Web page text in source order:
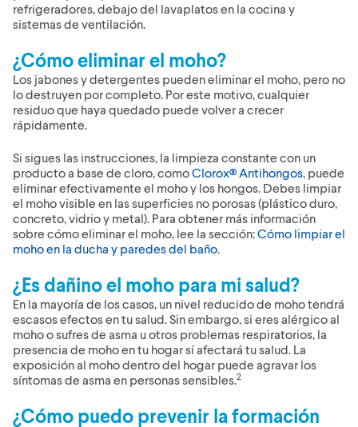
refrigeradores, debajo del lavaplatos en la cocina y
sistemas de ventilación.
¿Cómo eliminar el moho?
Los jabones y detergentes pueden eliminar el moho, pero no
lo destruyen por completo. Por este motivo, cualquier
residuo que haya quedado puede volver a crecer
rápidamente.
Si sigues las instrucciones, la limpieza constante con un
producto a base de cloro, comoClorox® Antihongos, puede
eliminar efectivamente el moho y los hongos. Debes limpiar
el moho visible en las superficies no porosas (plástico duro,
concreto, vidrio y metal). Para obtener más información
sobre cómo eliminar el moho, lee la sección:Cómo limpiar el
moho en la ducha y paredes del baño.
¿Es dañino el moho para mi salud?
En la mayoría de los casos, un nivel reducido de moho tendrá
escasos efectos en tu salud. Sin embargo, si eres alérgico al
moho o sufres de asma u otros problemas respiratorios, la
presencia de moho en tu hogar sí afectará tu salud. La
exposición al moho dentro del hogar puede agravar los
síntomas de asma en personas sensibles.2
¿Cómo puedo prevenir la formación